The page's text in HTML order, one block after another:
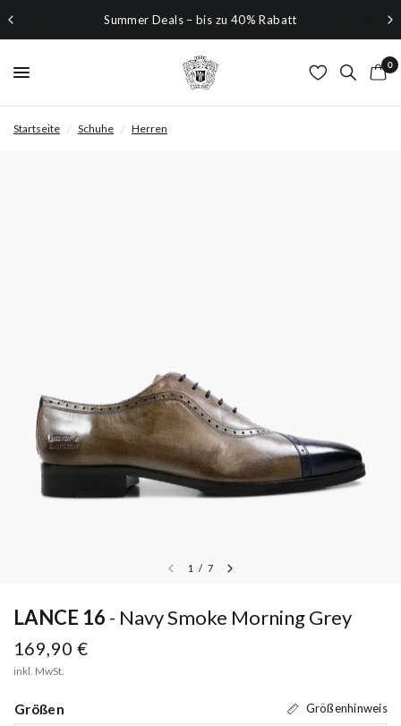
Summer Deals – bis zu 40% Rabatt
0
Startseite / Schuhe / Herren
1 / 7
LANCE 16 Navy Smoke Morning Grey
169,90 €
inkl. MwSt.
Größen Größenhinweis